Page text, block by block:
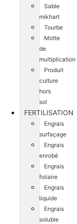
Sable
mikhart
Tourbe
Motte
de
multiplication
Produit
culture
hors
sol
FERTILISATION
Engrais
surfaçage
Engrais
enrobé
Engrais
foliaire
Engrais
liquide
Engrais
soluble